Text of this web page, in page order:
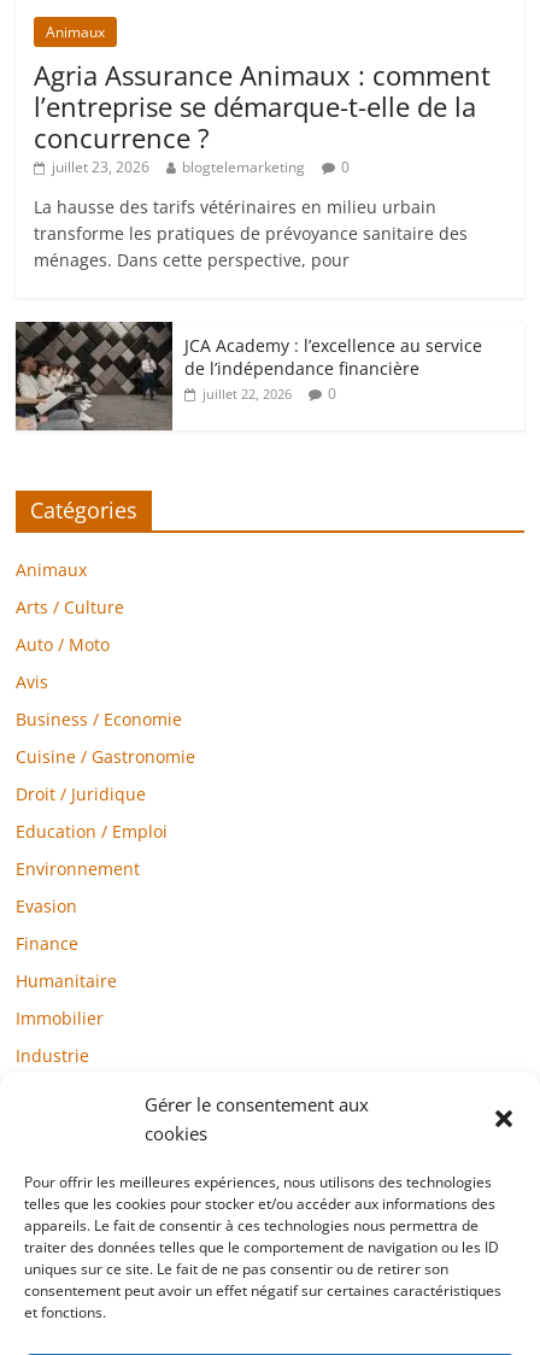
Gérer le consentement aux
cookies
Pour offrir les meilleures expériences, nous utilisons des technologies
telles que les cookies pour stocker et/ou accéder aux informations des
appareils. Le fait de consentir à ces technologies nous permettra de
traiter des données telles que le comportement de navigation ou les ID
uniques sur ce site. Le fait de ne pas consentir ou de retirer son
consentement peut avoir un effet négatif sur certaines caractéristiques
et fonctions.
Animaux
Agria Assurance Animaux : comment
l’entreprise se démarque-t-elle de la
concurrence ?
juillet 23, 2026 blogtelemarketing 0
La hausse des tarifs vétérinaires en milieu urbain
transforme les pratiques de prévoyance sanitaire des
ménages. Dans cette perspective, pour
JCA Academy : l’excellence au service
de l’indépendance financière
juillet 22, 2026 0
Catégories
Animaux
Arts / Culture
Auto / Moto
Avis
Business / Economie
Cuisine / Gastronomie
Droit / Juridique
Education / Emploi
Environnement
Evasion
Finance
Humanitaire
Immobilier
Industrie
Mode / Beauté / Bien-être
Santé
Société
Sports